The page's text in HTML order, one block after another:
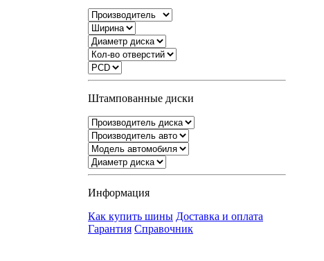
Штампованные диски
Информация
Как купить шины Доставка и оплата
Гарантия Справочник